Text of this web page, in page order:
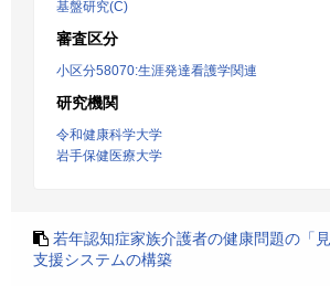
基盤研究(C)
審査区分
小区分58070:生涯発達看護学関連
研究機関
令和健康科学大学
岩手保健医療大学
若年認知症家族介護者の健康問題の「
支援システムの構築